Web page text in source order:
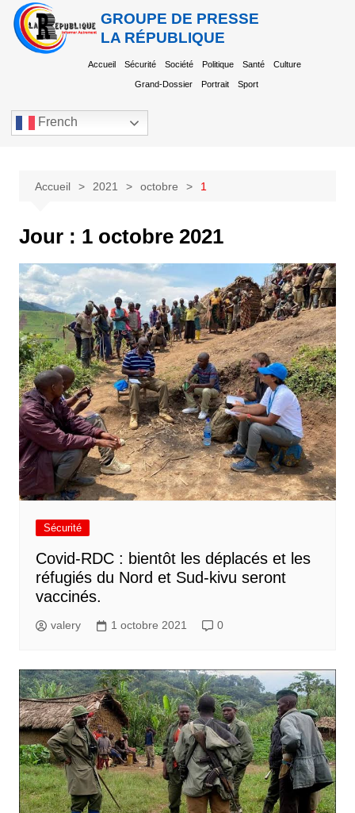
GROUPE DE PRESSE
LA RÉPUBLIQUE
Accueil Sécurité Société Politique Santé Culture
Grand-Dossier Portrait Sport
French
Accueil 2021 octobre 1
Jour : 1 octobre 2021
Sécurité
Covid-RDC : bientôt les déplacés et les
réfugiés du Nord et Sud-kivu seront
vaccinés.
valery 1 octobre 2021 0